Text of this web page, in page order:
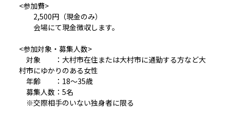
<参加費>
2,500円（現金のみ）
会場にて現金徴収します。
<参加対象・募集人数>
対象 ：大村市在住または大村市に通勤する方など大
村市にゆかりのある女性
年齢 ：18～35歳
募集人数：5名
※交際相手のいない独身者に限る